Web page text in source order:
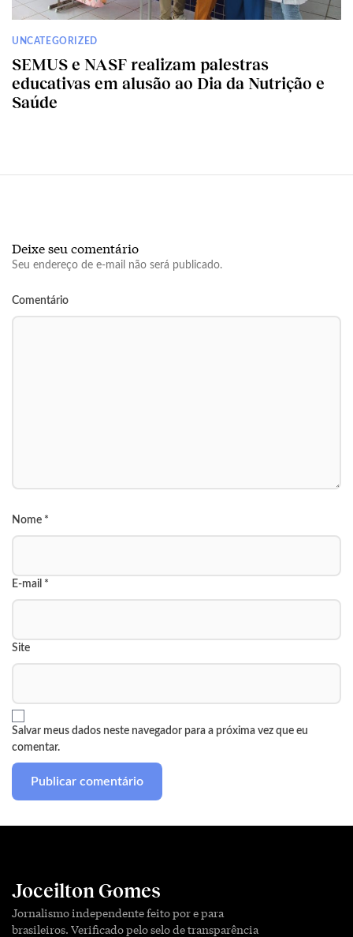
UNCATEGORIZED
SEMUS e NASF realizam palestras
educativas em alusão ao Dia da Nutrição e
Saúde
Deixe seu comentário
Seu endereço de e-mail não será publicado.
Comentário
Nome *
E-mail *
Site
Salvar meus dados neste navegador para a próxima vez que eu
comentar.
Joceilton Gomes
Jornalismo independente feito por e para
brasileiros. Verificado pelo selo de transparência